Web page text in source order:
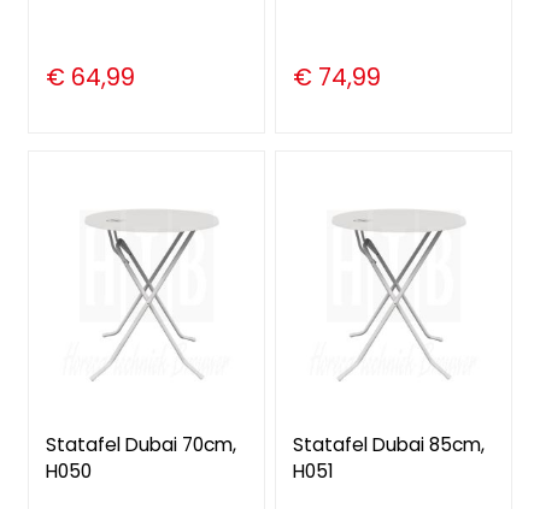
€ 64,99 € 74,99
Statafel Dubai 70cm,
H050
Statafel Dubai 85cm,
H051